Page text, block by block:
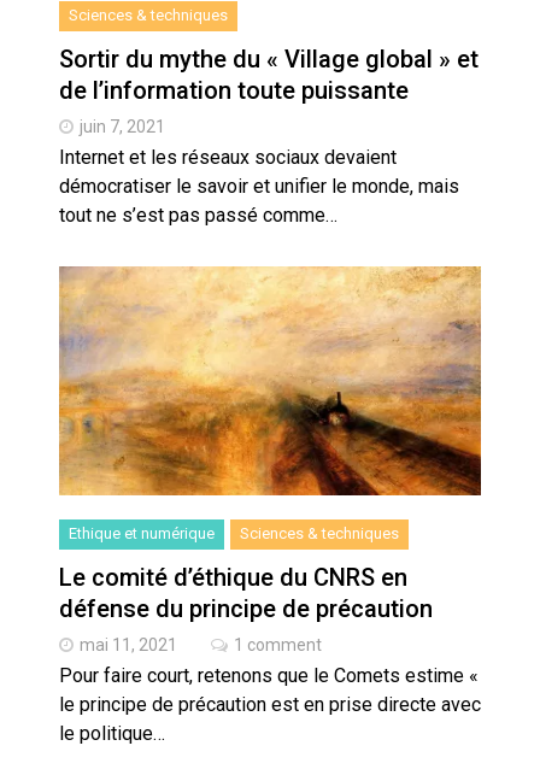
Sciences & techniques
Sortir du mythe du « Village global » et
de l’information toute puissante
juin 7, 2021
Internet et les réseaux sociaux devaient
démocratiser le savoir et unifier le monde, mais
tout ne s’est pas passé comme…
Ethique et numérique Sciences & techniques
Le comité d’éthique du CNRS en
défense du principe de précaution
mai 11, 2021 1 comment
Pour faire court, retenons que le Comets estime «
le principe de précaution est en prise directe avec
le politique…